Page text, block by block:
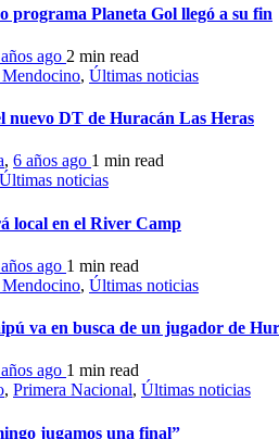
programa Planeta Gol llegó a su fin
ago 2 min read
, Últimas noticias
nuevo DT de Huracán Las Heras
, 6 años ago 1 min read
Últimas noticias
local en el River Camp
ago 1 min read
, Últimas noticias
va en busca de un jugador de
ago 1 min read
, Primera Nacional, Últimas noticias
jugamos una final”